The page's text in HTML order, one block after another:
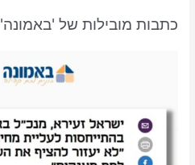
כתבות מובילות של 'באמונה'